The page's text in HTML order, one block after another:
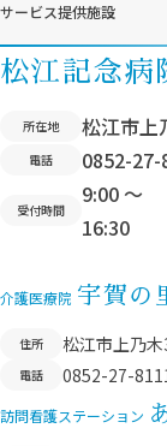
サービス提供施設
松江記念病
所在地 松江市上
電話 0852-27-
受付時間
9:00 ～
16:30
介護医療院 宇賀の
住所 松江市上乃
電話 0852-27-
訪問看護ステーション